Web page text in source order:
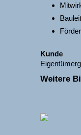
Kunde
Weitere